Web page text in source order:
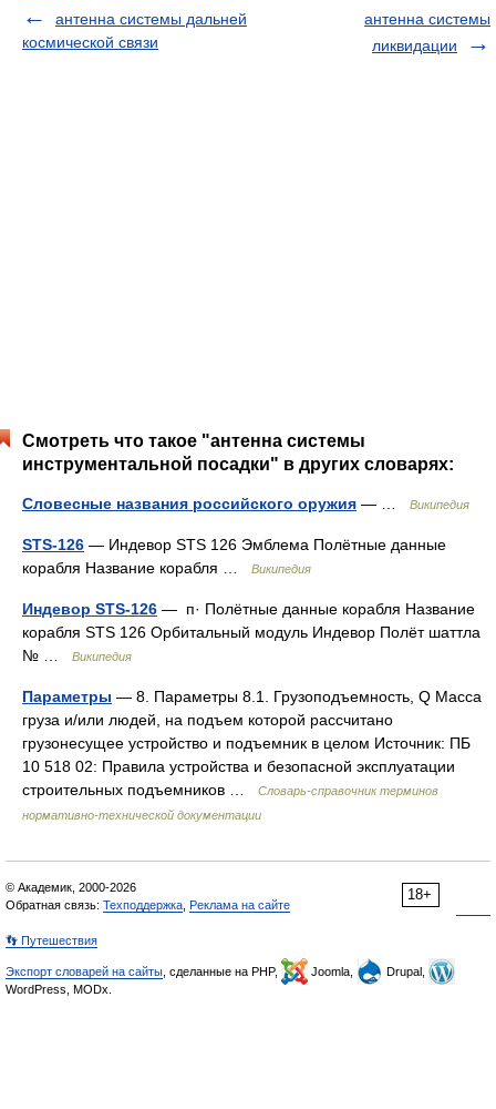
антенна системы дальней
космической связи
антенна системы
ликвидации
Смотреть что такое "антенна системы
инструментальной посадки" в других словарях:
Словесные названия российского оружия — … Википедия
STS-126 — Индевор STS 126 Эмблема Полётные данные
корабля Название корабля …
Википедия
Индевор STS-126 — п· Полётные данные корабля Название
корабля STS 126 Орбитальный модуль Индевор Полёт шаттла
№ …
Википедия
Параметры — 8. Параметры 8.1. Грузоподъемность, Q Масса
груза и/или людей, на подъем которой рассчитано
грузонесущее устройство и подъемник в целом Источник: ПБ
10 518 02: Правила устройства и безопасной эксплуатации
строительных подъемников …
Словарь-справочник терминов
нормативно-технической документации
18+
© Академик, 2000-2026
Обратная связь: Техподдержка Реклама на сайте
👣 Путешествия
Экспорт словарей на сайты , сделанные на PHP, Joomla,
Drupal,
WordPress, MODx.